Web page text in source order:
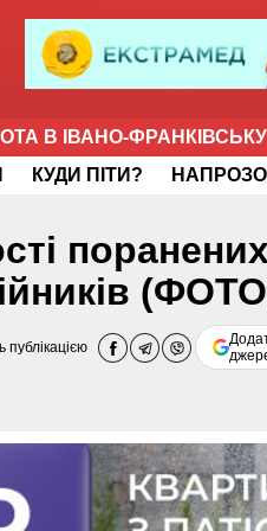
В ІВАНО-ФРАНКІВСЬКУ
КУДИ ПІТИ?
публікацією